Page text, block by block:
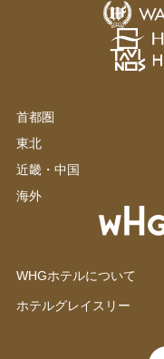
WHGホテルについて
ホテルグレイスリー
首都圏
東北
近畿・中国
海外